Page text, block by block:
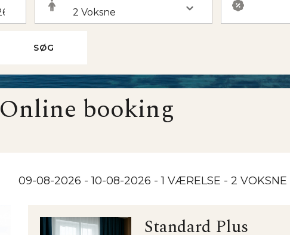
SØG
Online booking
09-08-2026 - 10-08-2026 - 1 VÆRELSE -2 VOKSNE
Standard Plus